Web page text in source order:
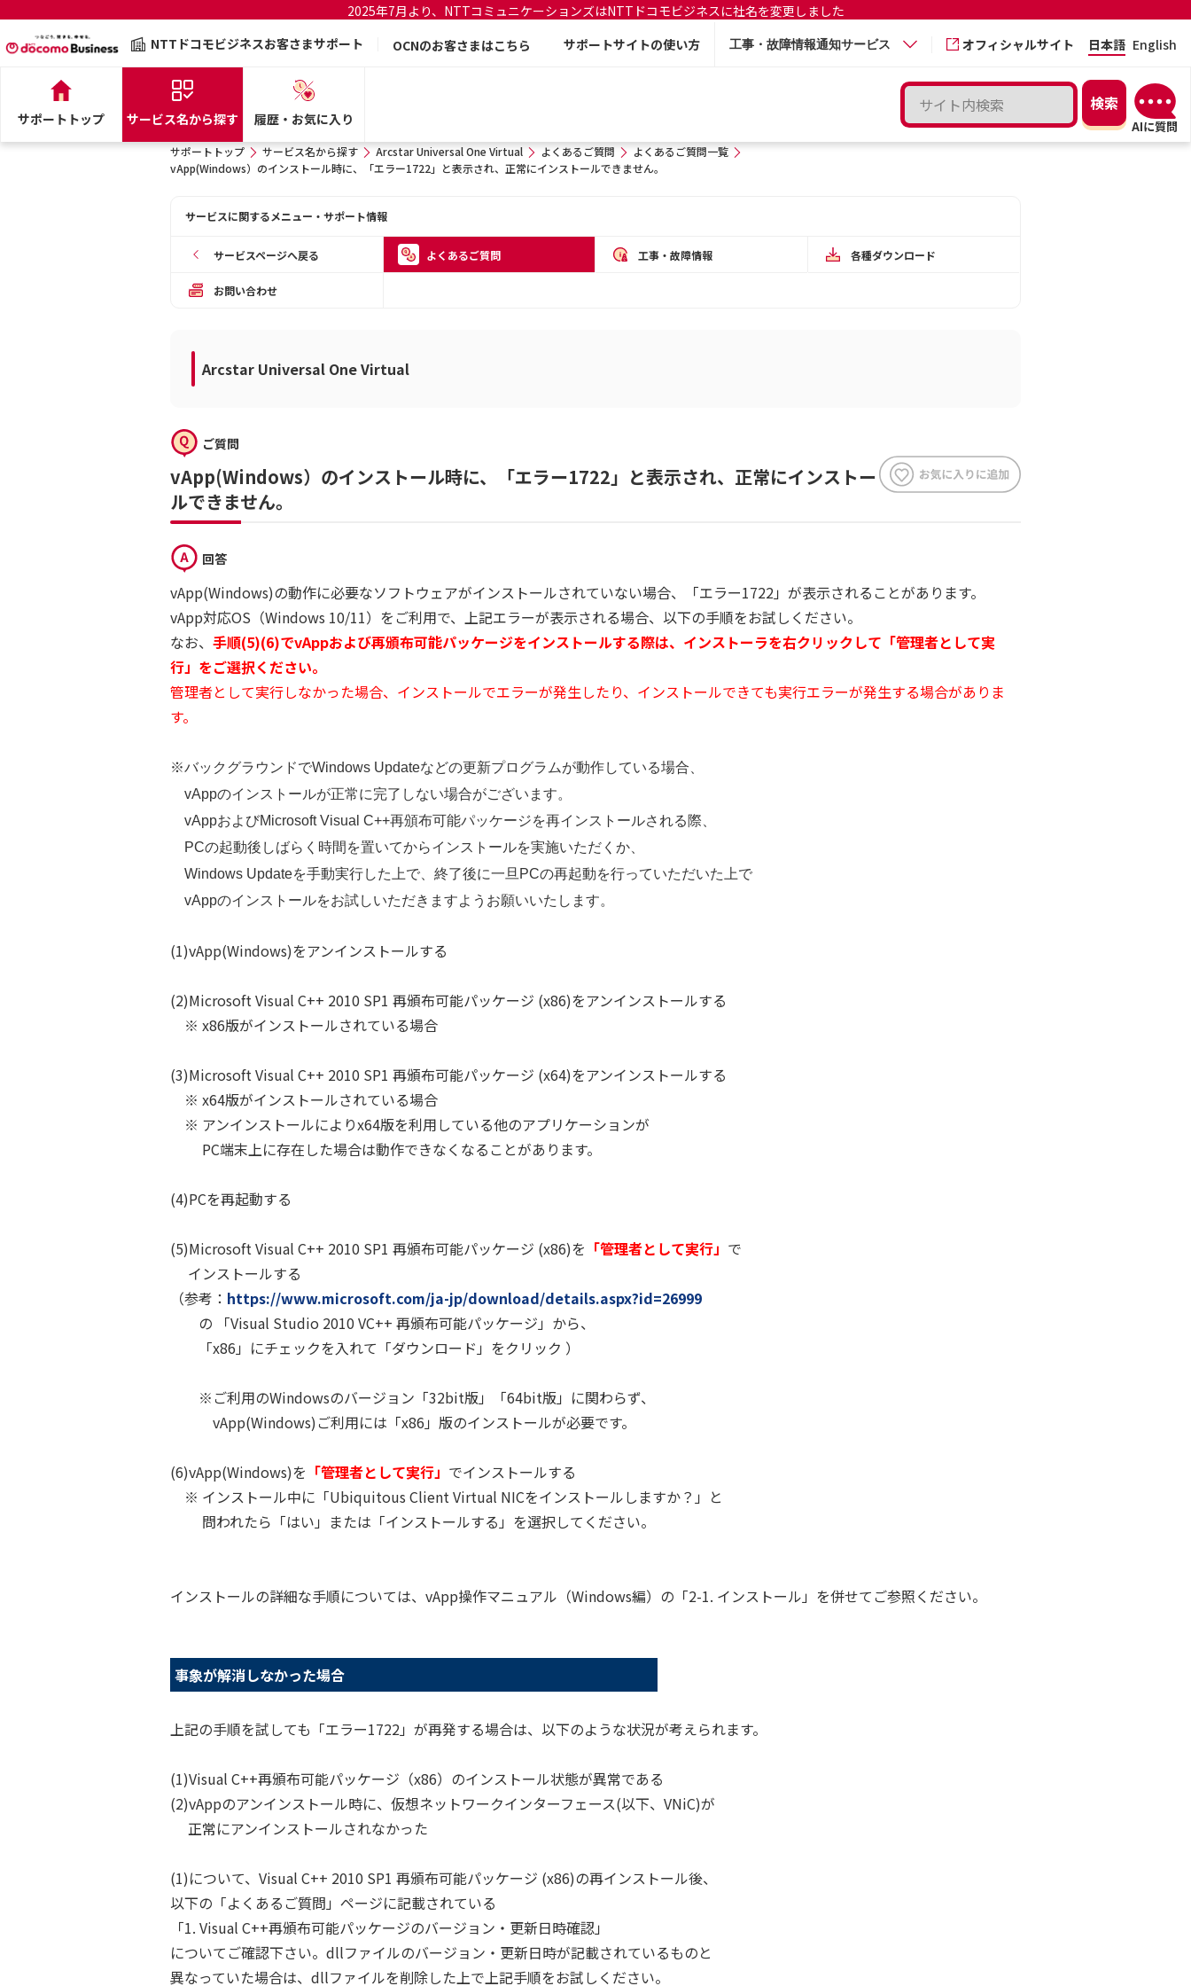
2025年7月より、NTTコミュニケーションズはNTTドコモビジネスに社名を変更しました
NTTドコモビジネスお客さまサポート
OCNのお客さまはこちら サポートサイトの使い方 工事・故障情報通知サービス オフィシャルサイト 日本語 English
サポートトップ サービス名から探す 履歴・お気に入り
サポートトップ サービス名から探す Arcstar Universal One Virtual よくあるご質問
よくあるご質問一覧
vApp(Windows）のインストール時に、「エラー1722」と表示され、正常にインストールできません。
サービスに関するメニュー・サポート情報
サービスページへ戻る よくあるご質問 工事・故障情報 各種ダウンロード
お問い合わせ
Arcstar Universal One Virtual
ご質問
vApp(Windows）のインストール時に、「エラー1722」と表示され、正常にインストー
ルできません。
回答
vApp(Windows)の動作に必要なソフトウェアがインストールされていない場合、「エラー1722」が表示されることがあります。
vApp対応OS（Windows 10/11）をご利用で、上記エラーが表示される場合、以下の手順をお試しください。
なお、 手順(5)(6)でvAppおよび再頒布可能パッケージをインストールする際は、インストーラを右クリックして「管理者として実
行」をご選択ください。
管理者として実行しなかった場合、インストールでエラーが発生したり、インストールできても実行エラーが発生する場合がありま
す。
※バックグラウンドでWindows Updateなどの更新プログラムが動作している場合、
vAppのインストールが正常に完了しない場合がございます。
vAppおよびMicrosoft Visual C++再頒布可能パッケージを再インストールされる際、
PCの起動後しばらく時間を置いてからインストールを実施いただくか、
Windows Updateを手動実行した上で、終了後に一旦PCの再起動を行っていただいた上で
vAppのインストールをお試しいただきますようお願いいたします。
(1)vApp(Windows)をアンインストールする
(2)Microsoft Visual C++ 2010 SP1 再頒布可能パッケージ (x86)をアンインストールする
※ x86版がインストールされている場合
(3)Microsoft Visual C++ 2010 SP1 再頒布可能パッケージ (x64)をアンインストールする
※ x64版がインストールされている場合
※ アンインストールによりx64版を利用している他のアプリケーションが
PC端末上に存在した場合は動作できなくなることがあります。
(4)PCを再起動する
(5)Microsoft Visual C++ 2010 SP1 再頒布可能パッケージ (x86)を 「管理者として実行」 で
インストールする
（参考： https://www.microsoft.com/ja-jp/download/details.aspx?id=26999
の 「Visual Studio 2010 VC++ 再頒布可能パッケージ」から、
「x86」にチェックを入れて「ダウンロード」をクリック ）
※ご利用のWindowsのバージョン「32bit版」「64bit版」に関わらず、
vApp(Windows)ご利用には「x86」版のインストールが必要です。
(6)vApp(Windows)を 「管理者として実行」 でインストールする
※ インストール中に「Ubiquitous Client Virtual NICをインストールしますか？」と
問われたら「はい」または「インストールする」を選択してください。
インストールの詳細な手順については、vApp操作マニュアル（Windows編）の「2-1. インストール」を併せてご参照ください。
事象が解消しなかった場合
上記の手順を試しても「エラー1722」が再発する場合は、以下のような状況が考えられます。
(1)Visual C++再頒布可能パッケージ（x86）のインストール状態が異常である
(2)vAppのアンインストール時に、仮想ネットワークインターフェース(以下、VNiC)が
正常にアンインストールされなかった
(1)について、Visual C++ 2010 SP1 再頒布可能パッケージ (x86)の再インストール後、
以下の「よくあるご質問」ページに記載されている
「1. Visual C++再頒布可能パッケージのバージョン・更新日時確認」
についてご確認下さい。dllファイルのバージョン・更新日時が記載されているものと
異なっていた場合は、dllファイルを削除した上で上記手順をお試しください。